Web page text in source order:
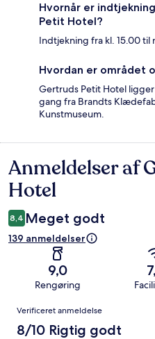
Hvornår er
Petit Hotel?
Indtjekning fra kl. 15.00 til
Hvordan er området
Gertruds Petit Hotel
gang fra Brandts
Kunstmuseum.
Anmeldelser
Anmeldelser af
Hotel
8,4 Meget godt
139 anmeldelser
9,0
Rengøring
Anmeldelser
Verificeret anmeldelse
8/10 Rigtig godt